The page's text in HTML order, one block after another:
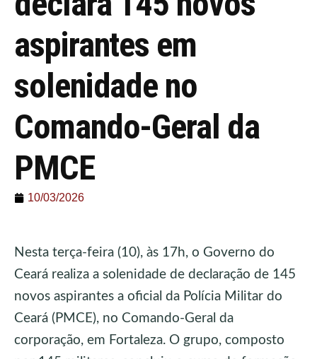
aspirantes em
solenidade no
Comando-Geral da
PMCE
10/03/2026
Nesta terça-feira (10), às 17h, o Governo do
Ceará realiza a solenidade de declaração de 145
novos aspirantes a oficial da Polícia Militar do
Ceará (PMCE), no Comando-Geral da
corporação, em Fortaleza. O grupo, composto